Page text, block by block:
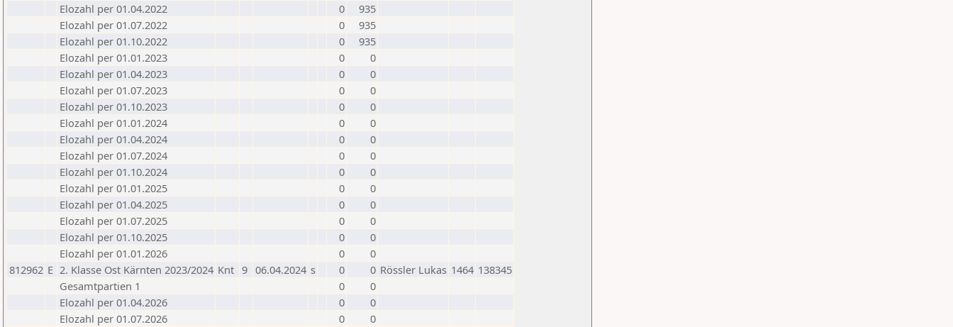
Elozahl per 01.04.2022
0
935
Elozahl per 01.07.2022
0
935
Elozahl per 01.10.2022
0
935
Elozahl per 01.01.2023
0
0
Elozahl per 01.04.2023
0
0
Elozahl per 01.07.2023
0
0
Elozahl per 01.10.2023
0
0
Elozahl per 01.01.2024
0
0
Elozahl per 01.04.2024
0
0
Elozahl per 01.07.2024
0
0
Elozahl per 01.10.2024
0
0
Elozahl per 01.01.2025
0
0
Elozahl per 01.04.2025
0
0
Elozahl per 01.07.2025
0
0
Elozahl per 01.10.2025
0
0
Elozahl per 01.01.2026
0
0
812962 E 2. Klasse Ost Kärnten 2023/2024 Knt 9 06.04.2024 s 0 0 Rössler Lukas 1464 138345
Gesamtpartien 1
0
0
Elozahl per 01.04.2026
0
0
Elozahl per 01.07.2026
0 0